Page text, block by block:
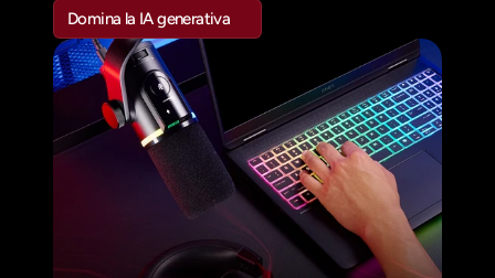
Domina la IA generativa
Domina la IA generativa